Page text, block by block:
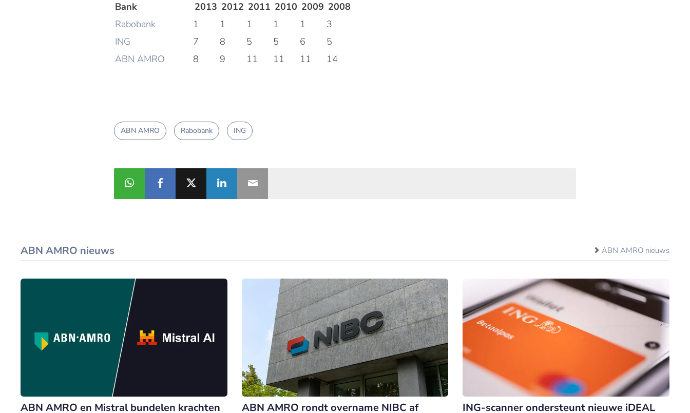
Bank 2013 2012 2011 2010 2009 2008
Rabobank
1 1 1 1 1
3
ING
7 8 5 5 6
5
ABN AMRO
8 9 11 11 11 14
ABN AMRO Rabobank ING
ABN AMRO nieuws ABN AMRO nieuws
ABN AMRO en Mistral bundelen krachten
ABN AMRO rondt overname NIBC af
ING-scanner ondersteunt nieuwe iDEAL